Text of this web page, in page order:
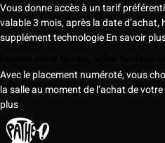
Vous donne accès à un tarif
valable 3 mois, après la date d’achat,
supplément technologieEn savoir
Avec le placement numéroté, vous
la salle au moment de l’achat de
plus